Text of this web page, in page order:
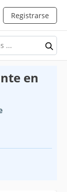
Registrarse
en